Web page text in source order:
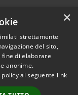
© 2026 • Comune di
×
strettamente
del sito,
fine di elaborare
anonime.
al seguente link